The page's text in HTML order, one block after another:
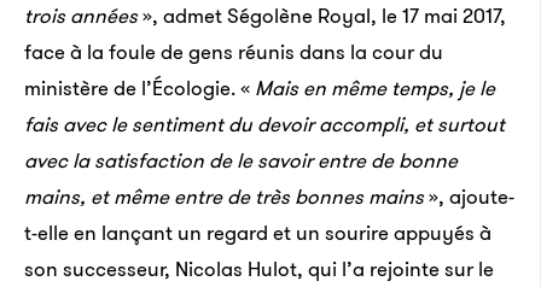
trois années», admet Ségolène Royal, le 17 mai 2017,
face à la foule de gens réunis dans la cour du
ministère de l’Écologie.« Mais en même temps, je le
fais avec le sentiment du devoir accompli, et surtout
avec la satisfaction de le savoir entre de bonne
mains, et même entre de très bonnes mains», ajoute-
t-elle en lançant un regard et un sourire appuyés à
son successeur, Nicolas Hulot, qui l’a rejointe sur le